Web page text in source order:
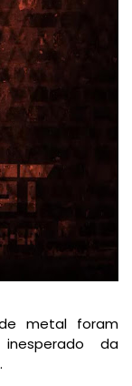
metal foram
da